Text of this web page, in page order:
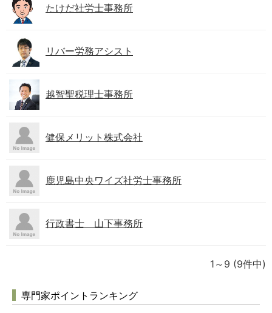
たけだ社労士事務所
リバー労務アシスト
越智聖税理士事務所
健保メリット株式会社
鹿児島中央ワイズ社労士事務所
行政書士 山下事務所
1～9 (9件中)
専門家ポイントランキング